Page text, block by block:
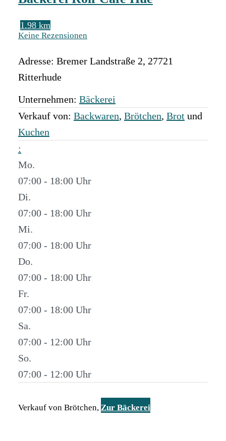
1.98 km
Keine Rezensionen
Adresse: Bremer Landstraße 2, 27721
Ritterhude
Unternehmen: Bäckerei
Verkauf von: Backwaren, Brötchen, Brot und
Kuchen
:
Mo.
07:00 - 18:00
Di.
07:00 - 18:00
Mi.
07:00 - 18:00
Do.
07:00 - 18:00
Fr.
07:00 - 18:00
Sa.
07:00 - 12:00
So.
07:00 - 12:00
Verkauf von Brötchen, Zur Bäckerei